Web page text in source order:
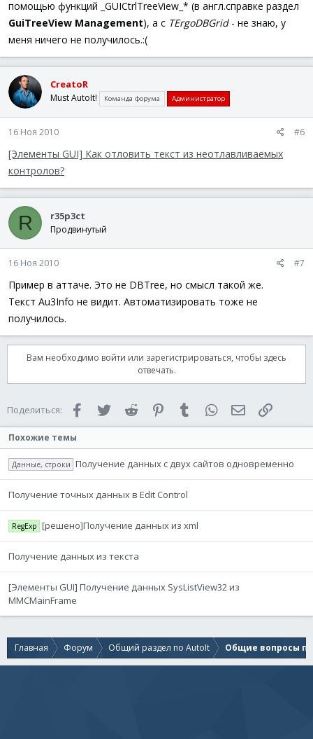
помощью функций _GUICtrlTreeView_* (в англ.справке раздел
GuiTreeView Management), а с TErgoDBGrid- не знаю, у
меня ничего не получилось.:(
CreatoR
Must AutoIt! Команда форума Администратор
16 Ноя 2010 #6
[Элементы GUI] Как отловить текст из неотлавливаемых
контролов?
R r35p3ct
Продвинутый
16 Ноя 2010 #7
Пример в аттаче. Это не DBTree, но смысл такой же.
Текст Au3Info не видит. Автоматизировать тоже не
получилось.
Вам необходимо войти или зарегистрироваться, чтобы здесь
отвечать.
Поделиться: FacebookTwitter Reddit PinterestTumblr WhatsAppЭлектронная
Похожие темы
Данные, строки Получение данных с двух сайтов одновременно
Получение точных данных в Edit Control
RegExp [решено]Получение данных из xml
Получение данных из текста
[Элементы GUI] Получение данных SysListView32 из
MMCMainFrame
Главная Форум Общий раздел по AutoIt Общие вопросы